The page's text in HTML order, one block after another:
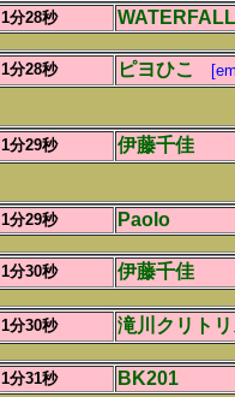
1分28秒
1分28秒 ピヨひこ
1分29秒 伊藤千佳
1分29秒 Paolo
1分30秒 伊藤千佳
1分30秒 滝川クリト
1分31秒 BK201